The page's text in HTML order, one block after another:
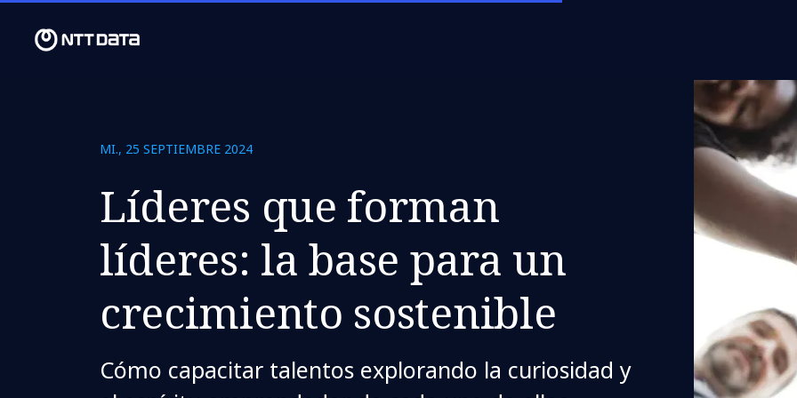
MI., 25 SEPTIEMBRE 2024
Líderes que forman
líderes: la base para un
crecimiento sostenible
Cómo capacitar talentos explorando la curiosidad y